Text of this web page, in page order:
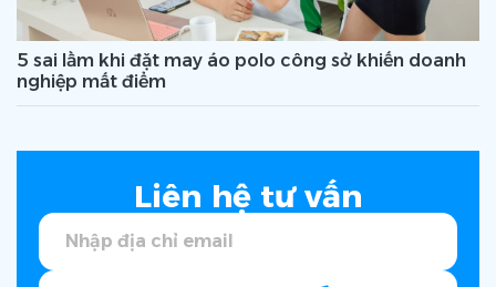
5 sai lầm khi đặt may áo polo công sở khiến doanh
nghiệp mất điểm
Liên hệ tư vấn